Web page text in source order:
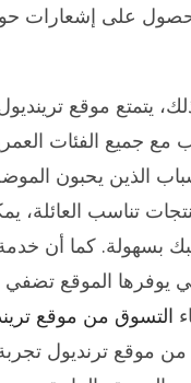
على إشعارات
يتمتع موقع
مع جميع الفئات
الذين يحبون
تناسب العائلة،
بسهولة. كما أن خدمة
يوفرها الموقع
التسوق من موقع
موقع ترنديول